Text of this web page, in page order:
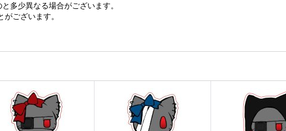
多少異なる場合がございます。
ございます。